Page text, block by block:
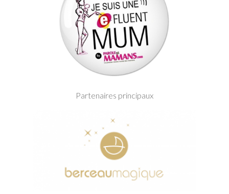
Partenaires principaux